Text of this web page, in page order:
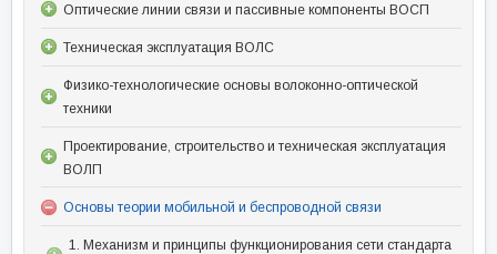
Оптические линии связи и пассивные компоненты ВОСП
Техническая эксплуатация ВОЛС
Физико-технологические основы волоконно-оптической
техники
Проектирование, строительство и техническая эксплуатация
ВОЛП
Основы теории мобильной и беспроводной связи
1. Механизм и принципы функционирования сети стандарта